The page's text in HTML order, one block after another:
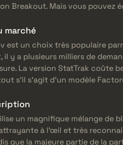
Breakout. Mais vous pouvez
marché
est un choix très populaire
il y a plusieurs milliers de
La version StatTrak coûte
s’il s’agit d’un modèle
un magnifique mélange de
à l’œil et très
que la majeure partie de la